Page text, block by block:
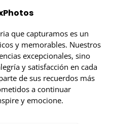
que capturamos es un
y memorables. Nuestros
excepcionales, sino
y satisfacción en cada
de sus recuerdos más
a continuar
y emocione.